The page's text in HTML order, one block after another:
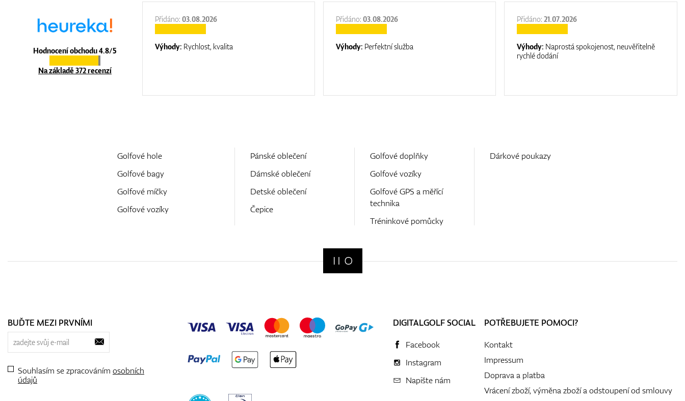
Hodnocení obchodu 4.8/5
Na základě 372 recenzí
Přidáno:03.08.2026
Výhody: Rychlost, kvalita
Přidáno:03.08.2026
Výhody: Perfektní služba
Přidáno:21.07.2026
Výhody: Naprostá spokojenost, neuvěřitelně
rychlé dodání
Golfové hole
Golfové bagy
Golfové míčky
Golfové vozíky
Pánské oblečení
Dámské oblečení
Detské oblečení
Čepice
Golfové doplňky
Golfové vozíky
Golfové GPS a měřící
technika
Tréninkové pomůcky
Dárkové poukazy
BUĎTE MEZI PRVNÍMI
Souhlasím se zpracováním osobních
údajů
DIGITALGOLF SOCIAL
Facebook
Instagram
Napište nám
POTŘEBUJETE POMOCI?
Kontakt
Impressum
Doprava a platba
Vrácení zboží, výměna zboží a odstoupení od smlouvy